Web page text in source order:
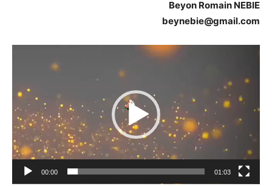
Beyon Romain NEBIE
beynebie@gmail.com
Lecteur
00:00 01:03